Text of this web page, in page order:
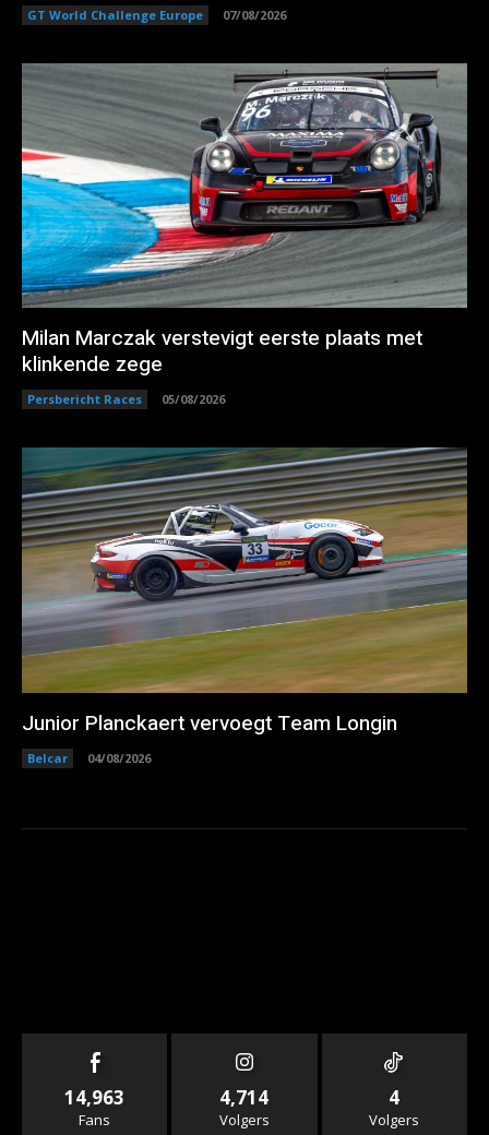
GT World Challenge Europe 07/08/2026
Milan Marczak verstevigt eerste plaats met
klinkende zege
Persbericht Races 05/08/2026
Junior Planckaert vervoegt Team Longin
Belcar 04/08/2026
14,963
Fans
4,714
Volgers
4
Volgers